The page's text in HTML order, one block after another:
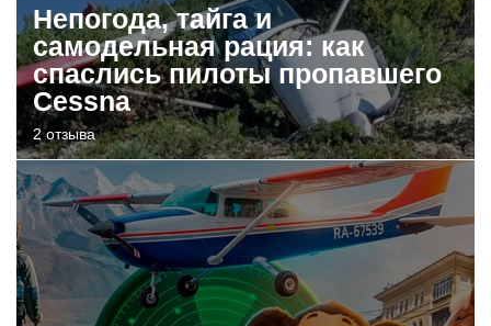
Непогода, тайга и
самодельная рация: как
спаслись пилоты пропавшего
Cessna
2 отзыва